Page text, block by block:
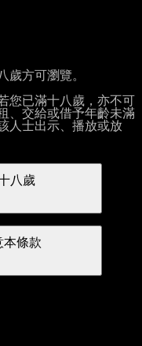
歲方可瀏覽。
您已滿十八歲，亦不可
、交給或借予年齡未滿
人士出示、播放或放
八歲
本條款